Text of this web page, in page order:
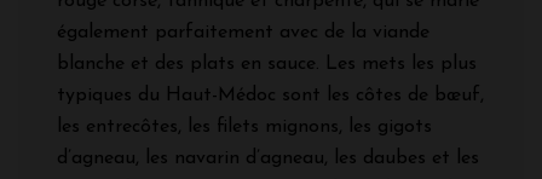
également parfaitement avec de la viande
blanche et des plats en sauce. Les mets les plus
typiques du Haut-Médoc sont les côtes de bœuf,
les entrecôtes, les filets mignons, les gigots
d’agneau, les navarin d’agneau, les daubes et les